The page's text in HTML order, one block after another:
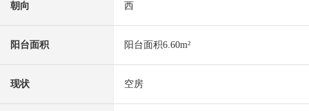
朝向 西
阳台面积 阳台面积6.60m²
现状 空房